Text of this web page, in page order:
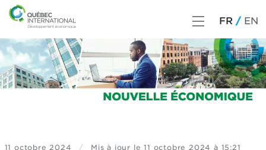
FR EN
11 octobre 2024 / Mis à jour le 11 octobre 2024 à 15:21